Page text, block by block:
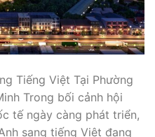
Tiếng Việt Tại Phường
Trong bối cảnh hội
tế ngày càng phát triển,
sang tiếng Việt đang